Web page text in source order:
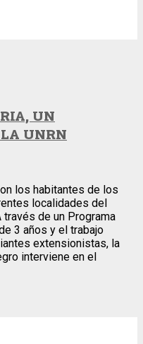
UN
UNRN
los habitantes de los
localidades del
través de un Programa
3 años y el trabajo
extensionistas, la
interviene en el